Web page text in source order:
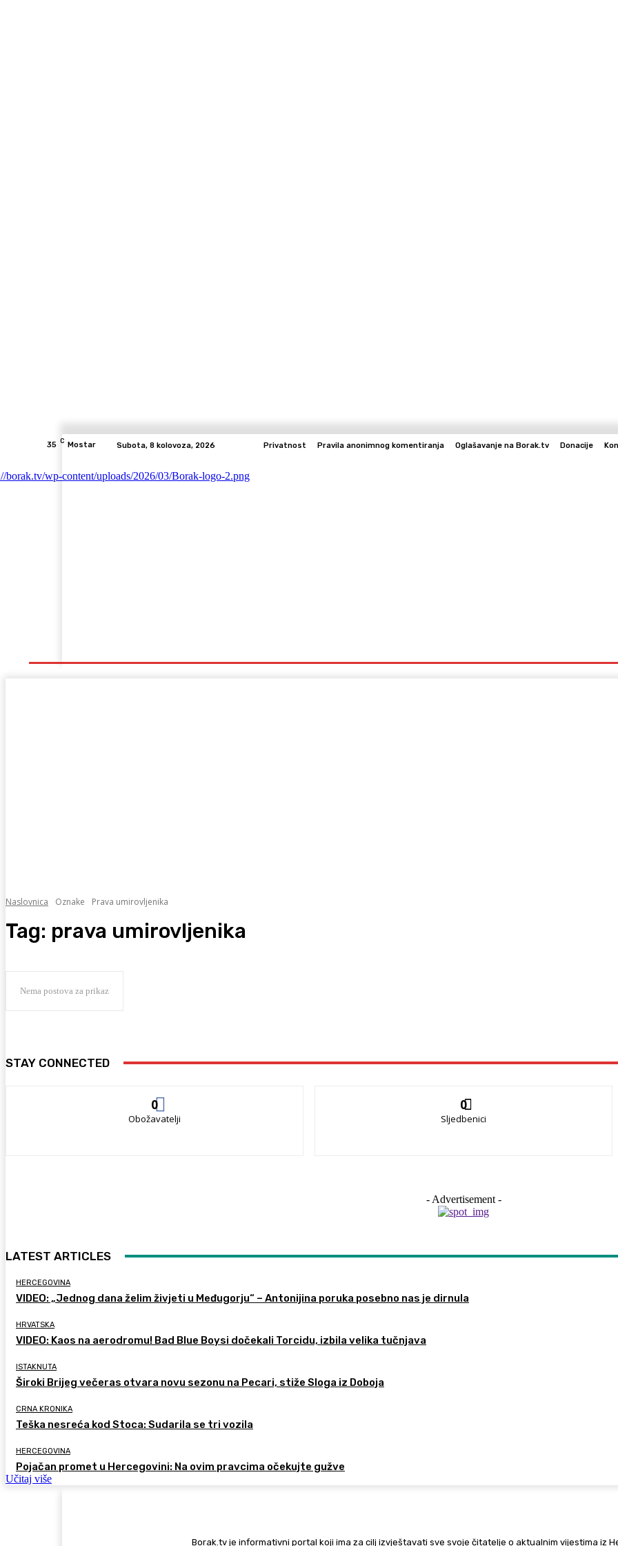
35 C Mostar Subota, 8 kolovoza, 2026 Privatnost Pravila anonimnog komentiranja Oglašavanje na Borak.tv Donacije
Naslovnica Oznake Prava umirovljenika
Tag: prava umirovljenika
Nema postova za prikaz
STAY CONNECTED
0
Obožavatelji
0
Sljedbenici
- Advertisement -
LATEST ARTICLES
HERCEGOVINA
VIDEO: „Jednog dana želim živjeti u Međugorju“ – Antonijina poruka posebno nas je dirnula
HRVATSKA
VIDEO: Kaos na aerodromu! Bad Blue Boysi dočekali Torcidu, izbila velika tučnjava
ISTAKNUTA
Široki Brijeg večeras otvara novu sezonu na Pecari, stiže Sloga iz Doboja
CRNA KRONIKA
Teška nesreća kod Stoca: Sudarila se tri vozila
HERCEGOVINA
Pojačan promet u Hercegovini: Na ovim pravcima očekujte gužve
Učitaj više
Borak.tv je informativni portal koji ima za cilj izvještavati sve svoje čitatelje o aktualnim vijestima iz